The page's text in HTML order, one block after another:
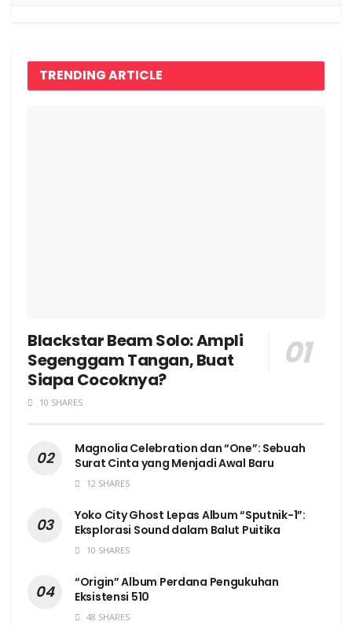
TRENDING ARTICLE
Blackstar Beam Solo: Ampli
Segenggam Tangan, Buat
Siapa Cocoknya?
10 SHARES
Magnolia Celebration dan “One”: Sebuah
Surat Cinta yang Menjadi Awal Baru
12 SHARES
Yoko City Ghost Lepas Album “Sputnik-1”:
Eksplorasi Sound dalam Balut Puitika
10 SHARES
“Origin” Album Perdana Pengukuhan
Eksistensi 510
48 SHARES